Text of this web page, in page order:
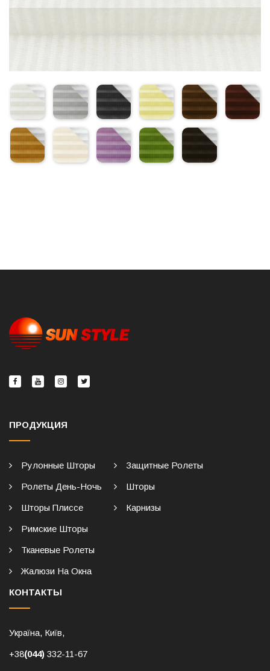
ПРОДУКЦИЯ
Рулонные Шторы
Ролеты День-Ночь
Шторы Плиссе
Римские Шторы
Тканевые Ролеты
Жалюзи На Окна
Защитные Ролеты
Шторы
Карнизы
КОНТАКТЫ
Україна, Київ,
+38(044) 332-11-67